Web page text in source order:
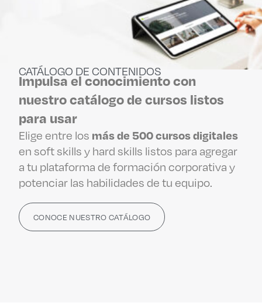
CATÁLOGO DE CONTENIDOS
Impulsa el conocimiento con
nuestro catálogo de cursos listos
para usar
Elige entre los más de 500 cursos digitales
en soft skills y hard skills listos para agregar
a tu plataforma de formación corporativa y
potenciar las habilidades de tu equipo.
CONOCE NUESTRO CATÁLOGO